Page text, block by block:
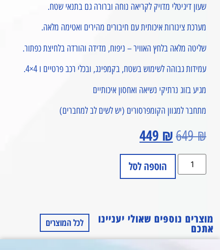
שעון דיגיטלי מדויק לקריאה נוחה וברורה גם בתנאי שטח.
מערכת צינורות איכותית עם חיבורים מהירים ואטימה מלאה.
שליטה מלאה בלחץ האוויר – ניפוח, מדידה והורדה בלחיצת כפתור.
עמידות גבוהה לשימוש בשטח, בקמפינג, ובכלי רכב פרטיים ו 4×4.
מגיע בזוג נרתיקי נשיאה ואחסון איכותיים
מתחבר למגוון הקומפרסורים (יש לשים לב למחברים)
649₪
449 ₪
הוספה לסל
מוצרים נוספים שאולי יעניינו
אתכם לכל המוצרים